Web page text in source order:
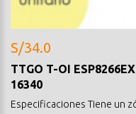
S/34.0
TTGO T-OI
16340
Especificaciones Tiene un